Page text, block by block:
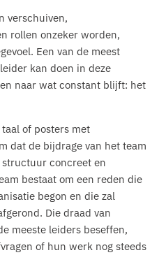
verschuiven,
rollen onzeker worden,
Een van de meest
kan doen in deze
naar wat constant blijft: het
of posters met
dat de bijdrage van het team
concreet en
bestaat om een reden die
begon en die zal
Die draad van
meeste leiders beseffen,
of hun werk nog steeds